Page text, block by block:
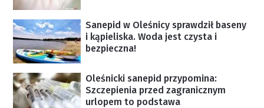
Sanepid w Oleśnicy sprawdził baseny
i kąpieliska. Woda jest czysta i
bezpieczna!
Oleśnicki sanepid przypomina:
Szczepienia przed zagranicznym
urlopem to podstawa